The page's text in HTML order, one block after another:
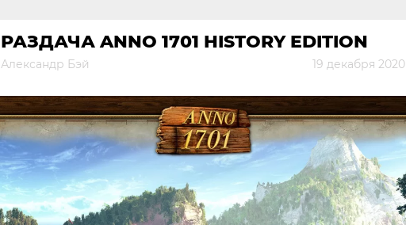
РАЗДАЧА ANNO 1701 HISTORY EDITION
Александр Бэй 19 декабря 2020